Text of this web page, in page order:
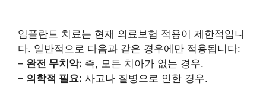
임플란트 치료는 현재 의료보험 적용이 제한적입니
다. 일반적으로 다음과 같은 경우에만 적용됩니다:
– 완전 무치악: 즉, 모든 치아가 없는 경우.
– 의학적 필요: 사고나 질병으로 인한 경우.